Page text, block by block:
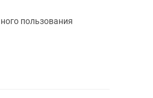
пользования